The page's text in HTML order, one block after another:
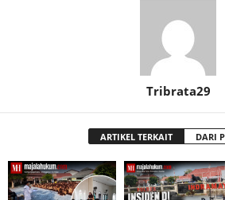
Tribrata29
ARTIKEL TERKAIT DARI